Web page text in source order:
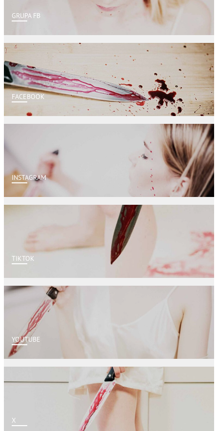
GRUPA FB
FACEBOOK
INSTAGRAM
TIKTOK
YOUTUBE
X